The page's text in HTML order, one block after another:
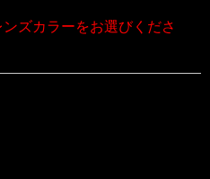
ズカラーをお選びくださ